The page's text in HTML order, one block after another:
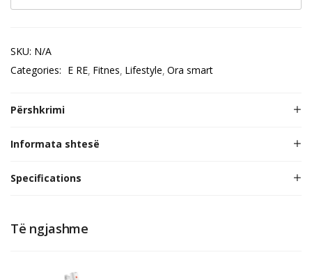
SKU: N/A
Categories: E RE Fitnes Lifestyle Ora smart
Përshkrimi
Informata shtesë
Specifications
Të ngjashme